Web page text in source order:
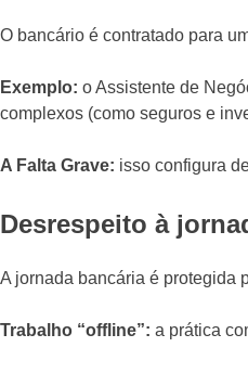
O bancário é contratado para
Exemplo: o Assistente de
complexos (como seguros e
A Falta Grave: isso configura
Desrespeito à
A jornada bancária é protegida
Trabalho “offline”: a prática